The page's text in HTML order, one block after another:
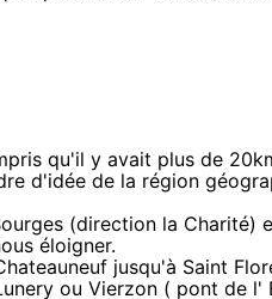
qu'il y avait plus de
d'idée de la région
(direction la Charité)
éloigner.
jusqu'à Saint
ou Vierzon ( pont de l'